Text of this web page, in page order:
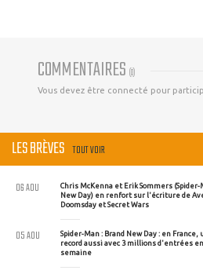
COMMENTAIRES (0)
Vous devez être connecté pour
LES BRÈVES TOUT VOIR
Chris McKenna et Erik Sommers (Spider-
New Day) en renfort sur l'écriture de
Doomsday et Secret Wars
06 AOU
Spider-Man : Brand New Day : en France,
record aussi avec 3 millions d'entrées
semaine
05 AOU